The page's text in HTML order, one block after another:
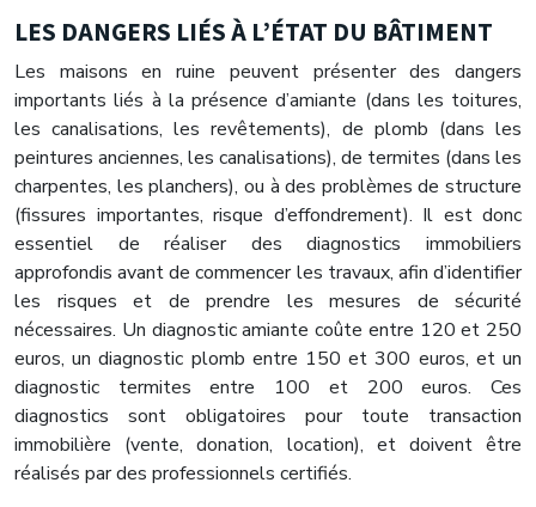
LES DANGERS LIÉS À L’ÉTAT DU BÂTIMENT
Les maisons en ruine peuvent présenter des dangers
importants liés à la présence d’amiante (dans les toitures,
les canalisations, les revêtements), de plomb (dans les
peintures anciennes, les canalisations), de termites (dans les
charpentes, les planchers), ou à des problèmes de structure
(fissures importantes, risque d’effondrement). Il est donc
essentiel de réaliser des diagnostics immobiliers
approfondis avant de commencer les travaux, afin d’identifier
les risques et de prendre les mesures de sécurité
nécessaires. Un diagnostic amiante coûte entre 120 et 250
euros, un diagnostic plomb entre 150 et 300 euros, et un
diagnostic termites entre 100 et 200 euros. Ces
diagnostics sont obligatoires pour toute transaction
immobilière (vente, donation, location), et doivent être
réalisés par des professionnels certifiés.